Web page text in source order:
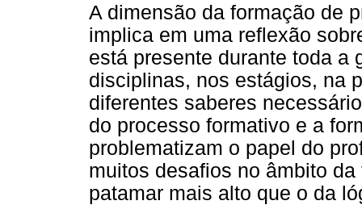
A dimensão da formação de
implica em uma reflexão
está presente durante toda a
disciplinas, nos estágios, na
diferentes saberes
do processo formativo e a
problematizam o papel do
muitos desafios no âmbito
patamar mais alto que o da